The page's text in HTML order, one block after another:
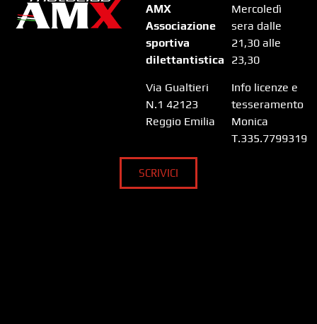
AMX
Associazione
sportiva
dilettantistica
Via Gualtieri
N.1 42123
Reggio Emilia
Mercoledì
sera dalle
21,30 alle
23,30
Info licenze e
tesseramento
Monica
T.335.7799319
SCRIVICI